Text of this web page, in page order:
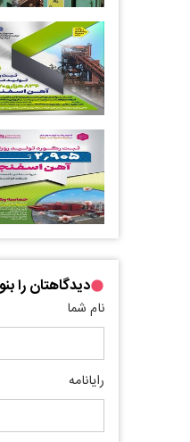
دیدگاهتان را
نام شما
رایانامه